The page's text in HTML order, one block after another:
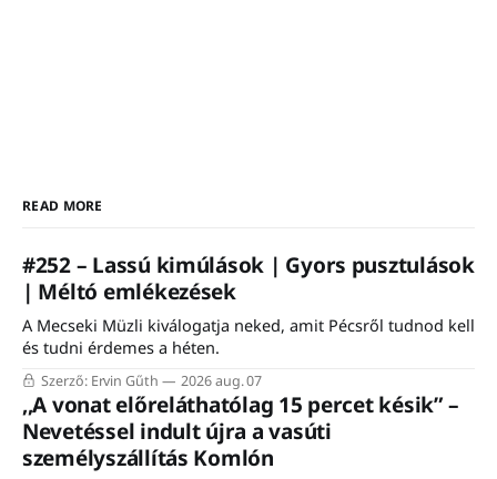
READ MORE
#252 – Lassú kimúlások | Gyors pusztulások
| Méltó emlékezések
A Mecseki Müzli kiválogatja neked, amit Pécsről tudnod kell
és tudni érdemes a héten.
Szerző: Ervin Gűth 2026 aug. 07
,,A vonat előreláthatólag 15 percet késik” –
Nevetéssel indult újra a vasúti
személyszállítás Komlón